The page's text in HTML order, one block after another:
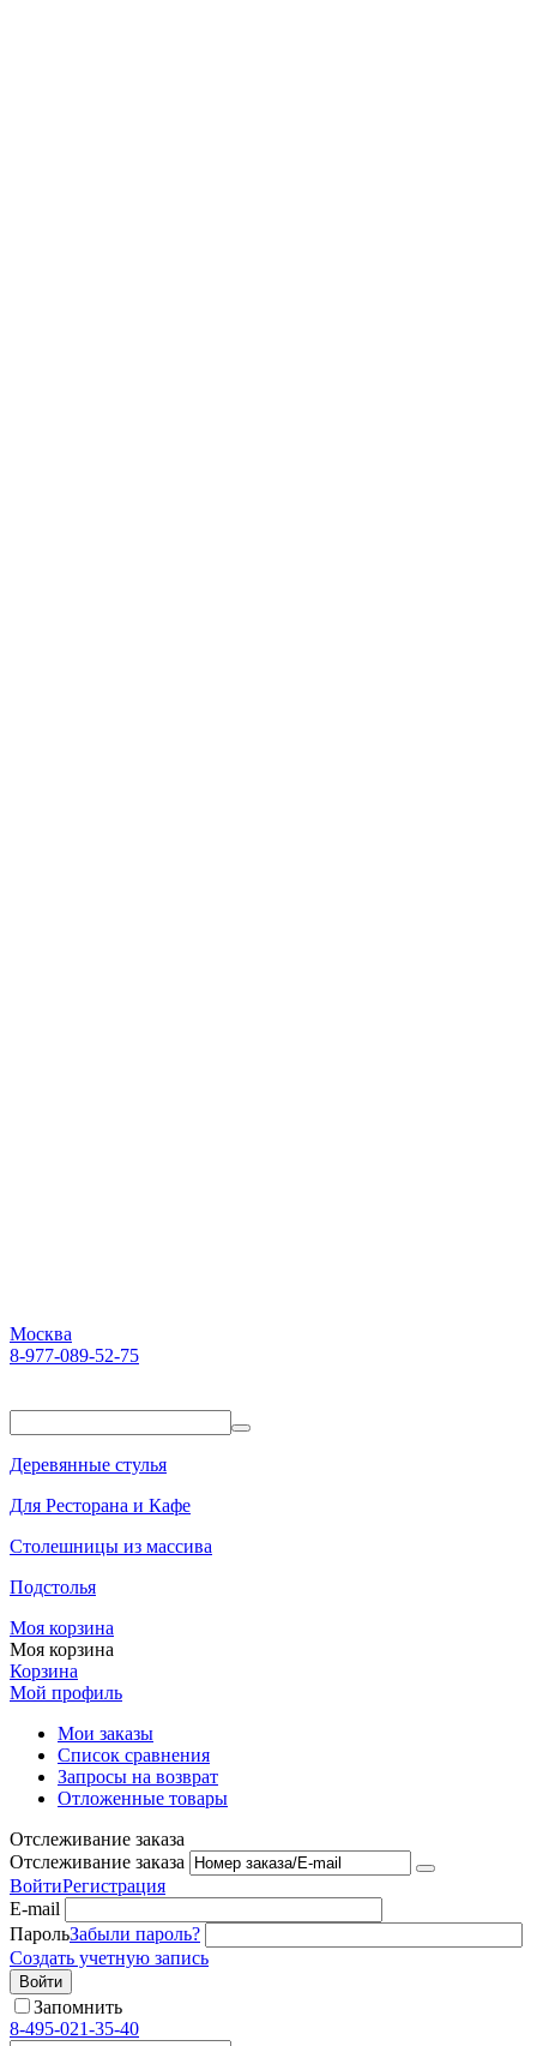
Москва
8-977-089-52-75
Деревянные стулья
Для Ресторана и Кафе
Столешницы из массива
Подстолья
Моя корзина
Моя корзина
Корзина
Мой профиль
Мои заказы
Список сравнения
Запросы на возврат
Отложенные товары
Отслеживание заказа
Отслеживание заказа
ВойтиРегистрация
E-mail
ПарольЗабыли пароль?
Создать учетную запись
Войти
Запомнить
8-495-021-35-40